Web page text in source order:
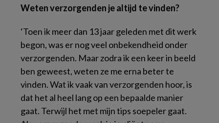
Weten verzorgenden je altijd te vinden?
‘Toen ik meer dan 13 jaar geleden met dit werk
begon, was er nog veel onbekendheid onder
verzorgenden. Maar zodra ik een keer in beeld
ben geweest, weten ze me erna beter te
vinden. Wat ik vaak van verzorgenden hoor, is
dat het al heel lang op een bepaalde manier
gaat. Terwijl het met mijn tips soepeler gaat.